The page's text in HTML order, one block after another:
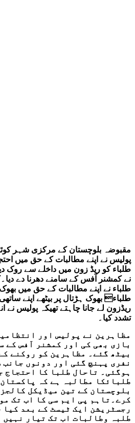
مقبوضہ بلوچستان کے مرکزی شہر
پولیس نے اپنے مطالبات کے حق میں
طلباء کو ریڈ زون میں داخلے سے روک
نے کمشنر آفس کے سامنے دھرنا دے
طلباء نے اپنے مطالبات کے حق میں
طلباء بھوک ہڑتال پر بیٹھے اپنے
ریڈزون لے جانا چاہتے تھیکہ پولیس نے
تشدد کیا۔
مظاہرین نے پولیس اور
بازی بھی کی اور کمشنر آفس کے
بیٹھ گئے۔ مظاہرین کو روکنے
نفری پہنچ گئی اور دونوں
ہوگئی۔ تاحال طلبا کا احتجاج
طلبائکا مطالبہ ہے کہ
بلوچستان کے تین میڈیکل
کرے۔تاہم پی ایم سی کا اب تک
رجسٹریشن ایک ٹیسٹ کے بعد کیا
طلبہ وطالبات اب تک تیار نہیں